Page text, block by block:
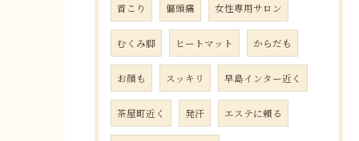
首こり 偏頭痛 女性専用サロン
むくみ脚 ヒートマット からだも
お顔も スッキリ 早島インター近く
茶屋町近く 発汗 エステに頼る